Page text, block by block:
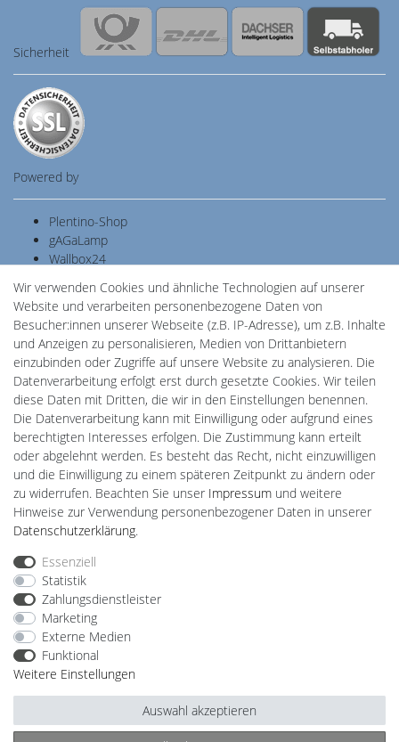
Sicherheit
Powered by
Plentino-Shop
gAGaLamp
Wallbox24
Batteriespeicher
PlentiSolar
Gebrauchtlicht
Ledkauf
DEYESOLAR
Lightech Connect
CardanLight Europe
FORTIMO LEDs
LED-RETROSHOP
MeinUSB
Impressum
Barrierefreiheitserklärung
Vertrag widerrufen
© Copyright 2026 | Alle Rechte vorbehalten.
Wir verwenden Cookies und ähnliche Technologien auf unserer
Website und verarbeiten personenbezogene Daten von
Besucher:innen unserer Webseite (z.B. IP-Adresse), um z.B. Inhalte
und Anzeigen zu personalisieren, Medien von Drittanbietern
einzubinden oder Zugriffe auf unsere Website zu analysieren. Die
Datenverarbeitung erfolgt erst durch gesetzte Cookies. Wir teilen
diese Daten mit Dritten, die wir in den Einstellungen benennen.
Die Datenverarbeitung kann mit Einwilligung oder aufgrund eines
berechtigten Interesses erfolgen. Die Zustimmung kann erteilt
oder abgelehnt werden. Es besteht das Recht, nicht einzuwilligen
und die Einwilligung zu einem späteren Zeitpunkt zu ändern oder
zu widerrufen. Beachten Sie unser Impressum und weitere
Hinweise zur Verwendung personenbezogener Daten in unserer
Daten­schutz­erklärung.
Essenziell
Statistik
Zahlungsdienstleister
Marketing
Externe Medien
Funktional
Weitere Einstellungen
Auswahl akzeptieren